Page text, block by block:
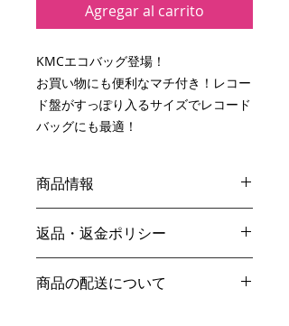
Agregar al carrito
KMCエコバッグ登場！
お買い物にも便利なマチ付き！レコー
ド盤がすっぽり入るサイズでレコード
バッグにも最適！
商品情報
厚み 10オンス
コットン
返品・返金ポリシー
連絡ください。交換、返品、返金のご
商品の配送について